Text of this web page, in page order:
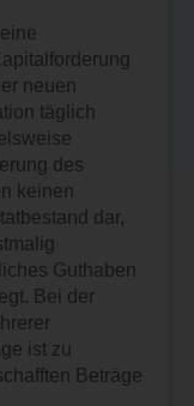
neuen
täglich
des
keinen
dar,
Guthaben
Bei der
ist zu
Beträge